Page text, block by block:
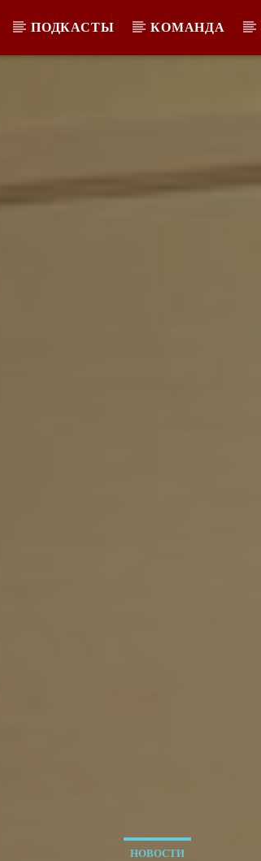
ПОДКАСТЫ КОМАНДА
НОВОСТИ